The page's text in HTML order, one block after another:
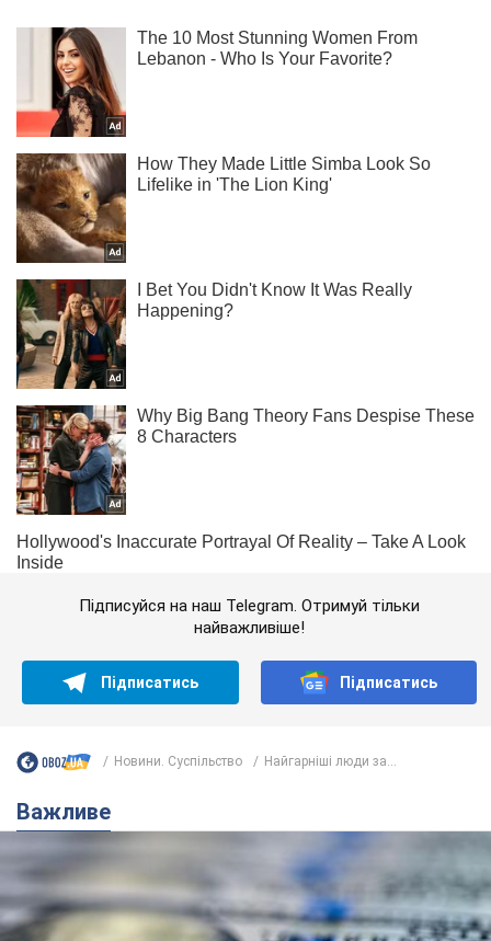
Підписуйся на наш Telegram. Отримуй тільки
найважливіше!
Підписатись Підписатись
Новини. Суспільство Найгарніші люди за...
Важливе